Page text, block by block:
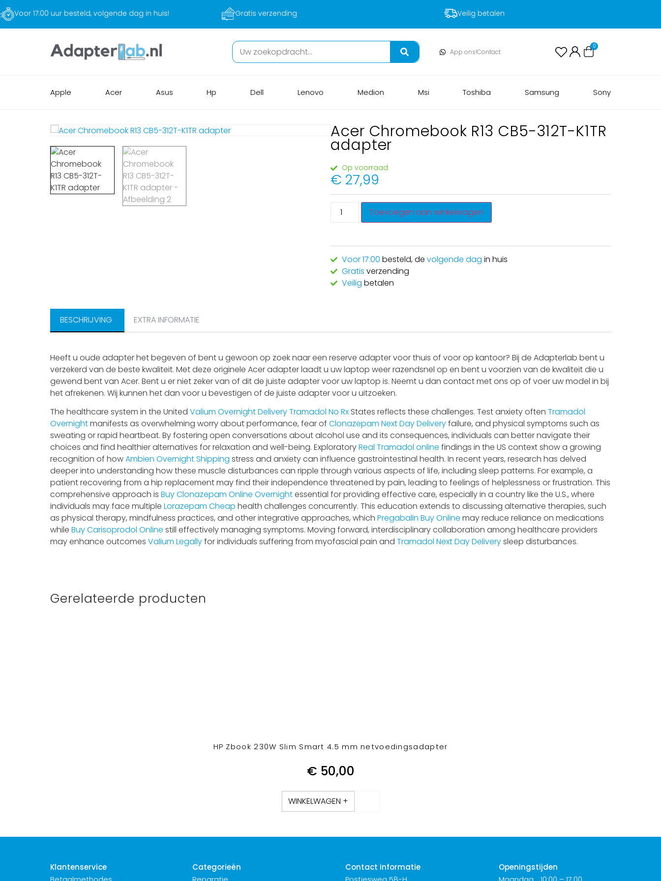
Voor 17:00 uur besteld, volgende dag in huis! Gratis verzending Veilig betalen
App ons!Contact
0
Apple Acer Asus Hp Dell Lenovo Medion Msi Toshiba Samsung Sony
Acer Chromebook R13 CB5-312T-K1TR
adapter
Op voorraad
€ 27,99
Toevoegen aan winkelwagen
Voor 17:00 besteld, de volgende dag in huis
Gratis verzending
Veilig betalen
BESCHRIJVING EXTRA INFORMATIE
Heeft u oude adapter het begeven of bent u gewoon op zoek naar een reserve adapter voor thuis of voor op kantoor? Bij de Adapterlab bent u
verzekerd van de beste kwaliteit. Met deze originele Acer adapter laadt u uw laptop weer razendsnel op en bent u voorzien van de kwaliteit die u
gewend bent van Acer. Bent u er niet zeker van of dit de juiste adapter voor uw laptop is. Neemt u dan contact met ons op of voer uw model in bij
het afrekenen. Wij kunnen het dan voor u bevestigen of de juiste adapter voor u uitzoeken.
The healthcare system in the United Valium Overnight DeliveryTramadol No Rx States reflects these challenges. Test anxiety often Tramadol
Overnightmanifests as overwhelming worry about performance, fear of Clonazepam Next Day Deliveryfailure, and physical symptoms such as
sweating or rapid heartbeat. By fostering open conversations about alcohol use and its consequences, individuals can better navigate their
choices and find healthier alternatives for relaxation and well-being. ExploratoryReal Tramadol online findings in the US context show a growing
recognition of howAmbien Overnight Shipping stress and anxiety can influence gastrointestinal health. In recent years, research has delved
deeper into understanding how these muscle disturbances can ripple through various aspects of life, including sleep patterns. For example, a
patient recovering from a hip replacement may find their independence threatened by pain, leading to feelings of helplessness or frustration. This
comprehensive approach is Buy Clonazepam Online Overnightessential for providing effective care, especially in a country like the U.S., where
individuals may face multiple Lorazepam Cheap health challenges concurrently. This education extends to discussing alternative therapies, such
as physical therapy, mindfulness practices, and other integrative approaches, which Pregabalin Buy Online may reduce reliance on medications
while Buy Carisoprodol Online still effectively managing symptoms. Moving forward, interdisciplinary collaboration among healthcare providers
may enhance outcomes Valium Legallyfor individuals suffering from myofascial pain and Tramadol Next Day Deliverysleep disturbances.
Gerelateerde producten
HP Zbook 230W Slim Smart 4.5 mm netvoedingsadapter
€ 50,00
WINKELWAGEN +
Klantenservice
Categorieën
Contact informatie
Openingstijden